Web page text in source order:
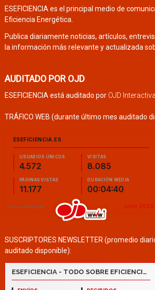
ESEFICIENCIA es el principal medio de
Eficiencia Energética.
Publica diariamente noticias, artículos,
la información más relevante y actualizada
AUDITADO POR OJD
ESEFICIENCIA está auditado por OJD Interactiva
TRÁFICO WEB (durante último mes auditado
SUSCRIPTORES NEWSLETTER (promedio
auditado disponible):